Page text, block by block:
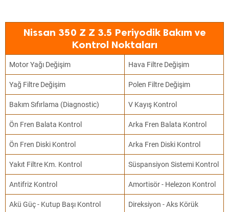
Nissan 350 Z Z 3.5 Periyodik Bakım ve
Kontrol Noktaları
Motor Yağı Değişim Hava Filtre Değişim
Yağ Filtre Değişim Polen Filtre Değişim
Bakım Sıfırlama (Diagnostic) V Kayış Kontrol
Ön Fren Balata Kontrol Arka Fren Balata Kontrol
Ön Fren Diski Kontrol Arka Fren Diski Kontrol
Yakıt Filtre Km. Kontrol Süspansiyon Sistemi Kontrol
Antifriz Kontrol Amortisör - Helezon Kontrol
Akü Güç - Kutup Başı Kontrol
Direksiyon - Aks Körük